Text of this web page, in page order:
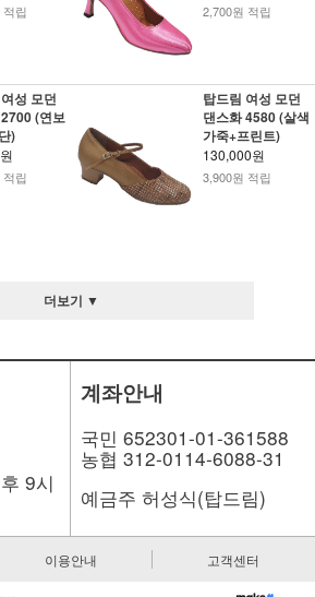
립 2,700원 적립
성 모던
(연보
)
립
탑드림 여성 모던
댄스화 4580 (살색
가죽+프린트)
130,000원
3,900원 적립
더보기 ▼
9시
계좌안내
국민 652301-01-361588
농협 312-0114-6088-31
예금주 허성식(탑드림)
이용안내 고객센터